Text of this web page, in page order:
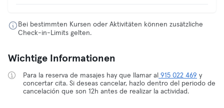
Bei bestimmten Kursen oder Aktivitäten können zusätzliche
Check-in-Limits gelten.
Wichtige Informationen
Para la reserva de masajes hay que llamar al 915 022 469 y
concertar cita. Si deseas cancelar, hazlo dentro del periodo de
cancelación que son 12h antes de realizar la actividad.